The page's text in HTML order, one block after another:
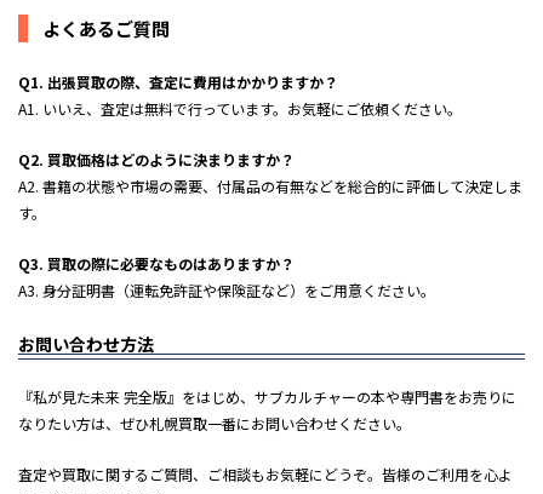
よくあるご質問
Q1. 出張買取の際、査定に費用はかかりますか？
A1. いいえ、査定は無料で行っています。お気軽にご依頼ください。
Q2. 買取価格はどのように決まりますか？
A2. 書籍の状態や市場の需要、付属品の有無などを総合的に評価して決定しま
す。
Q3. 買取の際に必要なものはありますか？
A3. 身分証明書（運転免許証や保険証など）をご用意ください。
お問い合わせ方法
『私が見た未来 完全版』をはじめ、サブカルチャーの本や専門書をお売りに
なりたい方は、ぜひ札幌買取一番にお問い合わせください。
査定や買取に関するご質問、ご相談もお気軽にどうぞ。皆様のご利用を心よ